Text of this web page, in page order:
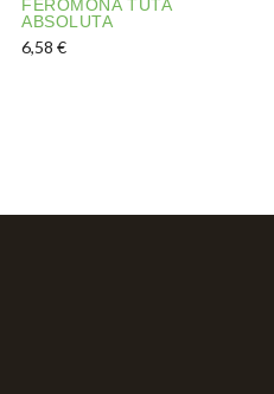
FEROMONA TUTA
ABSOLUTA
6,58 €